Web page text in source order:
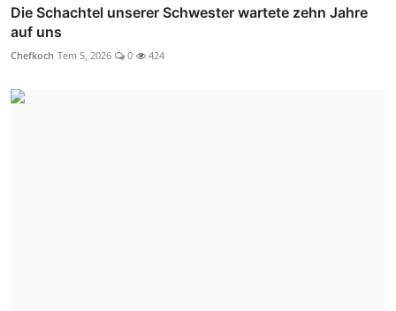
Die Schachtel unserer Schwester wartete zehn Jahre
auf uns
Chefkoch Tem 5, 2026 0 424